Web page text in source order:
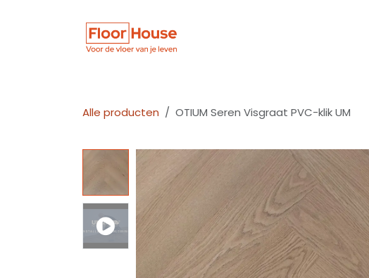
Alle producten OTIUM Seren Visgraat PVC-klik UM